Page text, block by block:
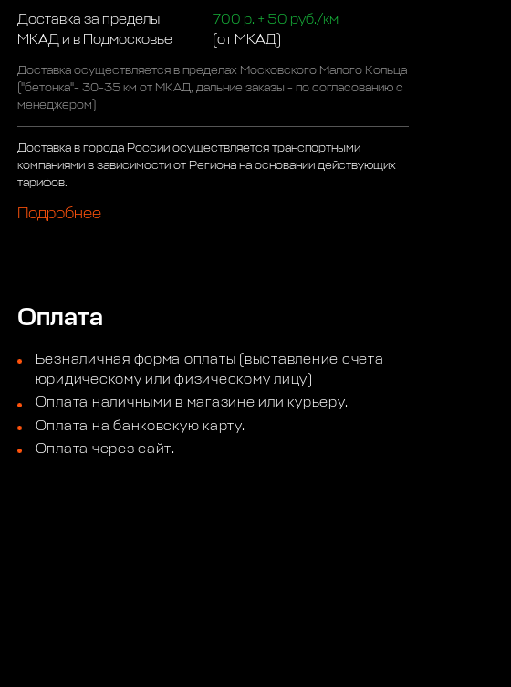
Доставка за пределы
МКАД и в Подмосковье
700 р. + 50 руб./км
(от МКАД)
Доставка осуществляется в пределах Московского Малого Кольца
("бетонка"- 30-35 км от МКАД, дальние заказы - по согласованию с
менеджером)
Доставка в города России осуществляется транспортными
компаниями в зависимости от Региона на основании действующих
тарифов.
Подробнее
Оплата
Безналичная форма оплаты (выставление счета
юридическому или физическому лицу)
Оплата наличными в магазине или курьеру.
Оплата на банковскую карту.
Оплата через сайт.